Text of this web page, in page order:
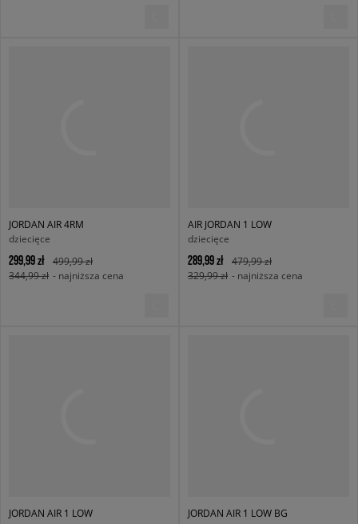
JORDAN AIR 4RM
dziecięce
299,99 zł
499,99 zł
344,99 zł - najniższa cena
AIR JORDAN 1 LOW
dziecięce
289,99 zł
479,99 zł
329,99 zł - najniższa cena
JORDAN AIR 1 LOW
JORDAN AIR 1 LOW BG